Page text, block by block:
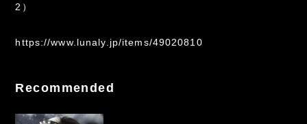
2）
https://www.lunaly.jp/items/49020810
Recommended